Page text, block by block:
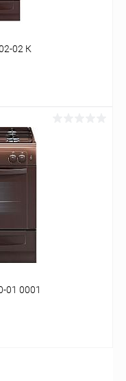
02 К
К сравнению
01 0001